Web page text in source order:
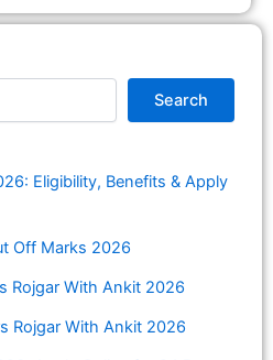
Search
Eligibility, Benefits & Apply
Off Marks 2026
Rojgar With Ankit 2026
Rojgar With Ankit 2026